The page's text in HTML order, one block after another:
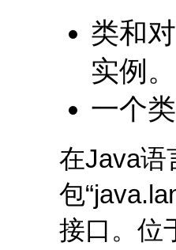
类和
实例。
一个
在Java语
包
接口。位